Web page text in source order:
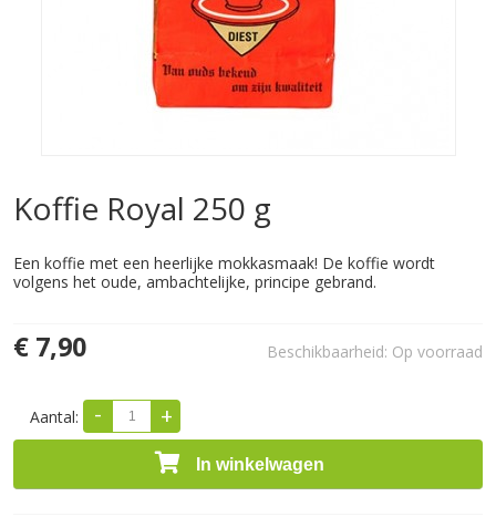
Koffie Royal 250 g
Een koffie met een heerlijke mokkasmaak! De koffie wordt
volgens het oude, ambachtelijke, principe gebrand.
Beschikbaarheid: Op voorraad
€ 7,90
Aantal: - +
In winkelwagen